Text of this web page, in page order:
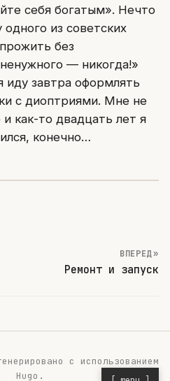
себя богатым». Нечто
из советских
без
— никогда!»
иду завтра оформлять
с диоптриями. Мне не
как-то двадцать лет я
конечно…
ВПЕРЕД »
Ремонт и запуск
с использованием
Hugo .